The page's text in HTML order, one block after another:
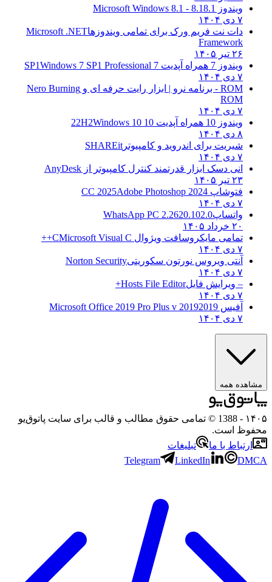
ویندوز 8.1
8.1 - Microsoft Windows 8.1
۷ دی ۱۴۰۴
دات نت فریم ورک برای تمامی ویندوزهاMicrosoft .NET
Framework
۲۶ تیر ۱۴۰۵
ویندوز 7 همراه آپدیت 7 SP1
Windows 7 SP1 Professional
۷ دی ۱۴۰۴
ROM - برنامه نرو | ابزار رایت حرفه ای و
Nero Burning
ROM
۷ دی ۱۴۰۴
ویندوز 10 همراه آپدیت 10 22H2
Windows 10
۸ دی ۱۴۰۴
شیریت برای اندروید و کامپیوتر SHAREit
۷ دی ۱۴۰۴
انی دسک ابزار قدرتمند کنترل کامپیوتر از AnyDesk
۲۳ تیر ۱۴۰۵
فتوشاپ CC 2025 Adobe Photoshop 2024
۷ دی ۱۴۰۴
واتساپWhatsApp PC 2.2620.102.0
۲۰ خرداد ۱۴۰۵
تمامی مایکروسافت ویژوال C Microsoft Visual C++
۷ دی ۱۴۰۴
آنتی ویروس نورتون سکوریتیNorton Security
۷ دی ۱۴۰۴
– ویرایش فایلHosts File Editor+
۷ دی ۱۴۰۴
آفیس 2019 2019 Microsoft Office 2019 Pro Plus v
۷ دی ۱۴۰۴
مشاهده همه
۱۴۰۵
- 1388 © تمامی حقوق مطالب و قالب برای سایت پاتوق‌یو
محفوظ است.
ارتباط با ما
تبلیغات
Telegram
LinkedIn DMCA